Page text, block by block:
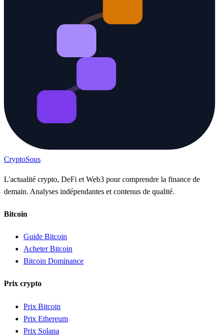
CryptoSous
L'actualité crypto, DeFi et Web3 pour comprendre la finance de
demain. Analyses indépendantes et contenus de qualité.
Bitcoin
Guide Bitcoin
Acheter Bitcoin
Bitcoin Dominance
Prix crypto
Prix Bitcoin
Prix Ethereum
Prix Solana